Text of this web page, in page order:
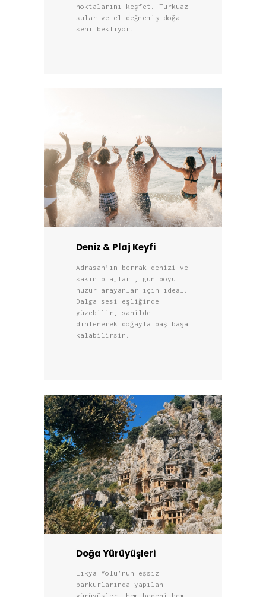
noktalarını keşfet. Turkuaz
sular ve el değmemiş doğa
seni bekliyor.
Deniz & Plaj Keyfi
Adrasan’ın berrak denizi ve
sakin plajları, gün boyu
huzur arayanlar için ideal.
Dalga sesi eşliğinde
yüzebilir, sahilde
dinlenerek doğayla baş başa
kalabilirsin.
Doğa Yürüyüşleri
Likya Yolu’nun eşsiz
parkurlarında yapılan